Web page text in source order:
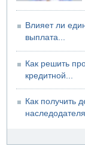
Влияет ли
выплата...
Как решить
кредитной...
Как получить